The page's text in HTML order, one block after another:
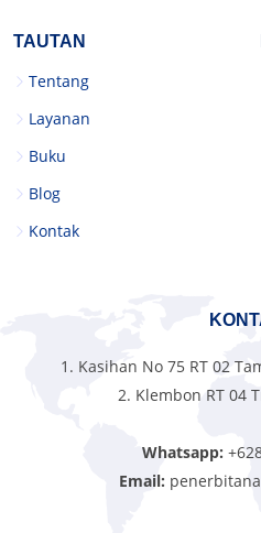
TAUTAN
Tentang
Layanan
Buku
Blog
Kontak
1. Kasihan No 75 RT 02
2. Klembon RT 04
Whatsapp:
Email: